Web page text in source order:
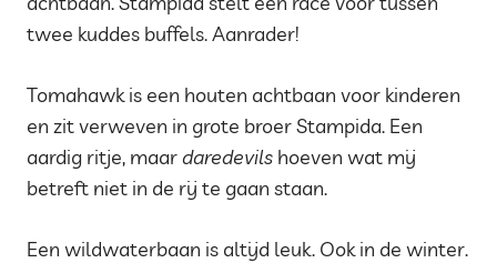
twee kuddes buffels. Aanrader!
Tomahawk is een houten achtbaan voor kinderen
en zit verweven in grote broer Stampida. Een
aardig ritje, maardaredevils hoeven wat mij
betreft niet in de rij te gaan staan.
Een wildwaterbaan is altijd leuk. Ook in de winter.